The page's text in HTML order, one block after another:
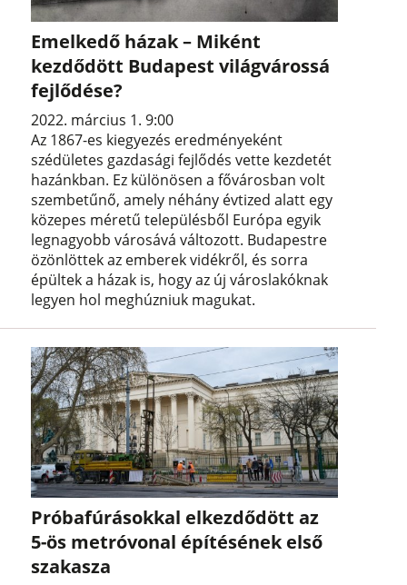
Emelkedő házak – Miként
kezdődött Budapest világvárossá
fejlődése?
2022. március 1. 9:00
Az 1867-es kiegyezés eredményeként
szédületes gazdasági fejlődés vette kezdetét
hazánkban. Ez különösen a fővárosban volt
szembetűnő, amely néhány évtized alatt egy
közepes méretű településből Európa egyik
legnagyobb városává változott. Budapestre
özönlöttek az emberek vidékről, és sorra
épültek a házak is, hogy az új városlakóknak
legyen hol meghúzniuk magukat.
Próbafúrásokkal elkezdődött az
5-ös metróvonal építésének első
szakasza